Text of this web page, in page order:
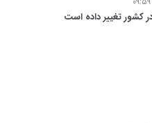
کشور تغییر داده است